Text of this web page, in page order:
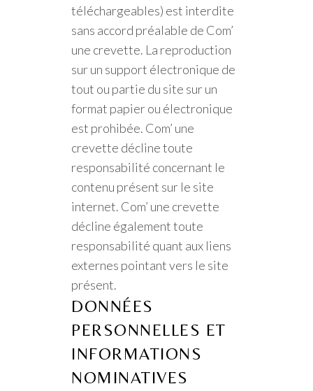
téléchargeables) est interdite
sans accord préalable de Com’
une crevette. La reproduction
sur un support électronique de
tout ou partie du site sur un
format papier ou électronique
est prohibée. Com’ une
crevette décline toute
responsabilité concernant le
contenu présent sur le site
internet. Com’ une crevette
décline également toute
responsabilité quant aux liens
externes pointant vers le site
présent.
DONNÉES
PERSONNELLES ET
INFORMATIONS
NOMINATIVES